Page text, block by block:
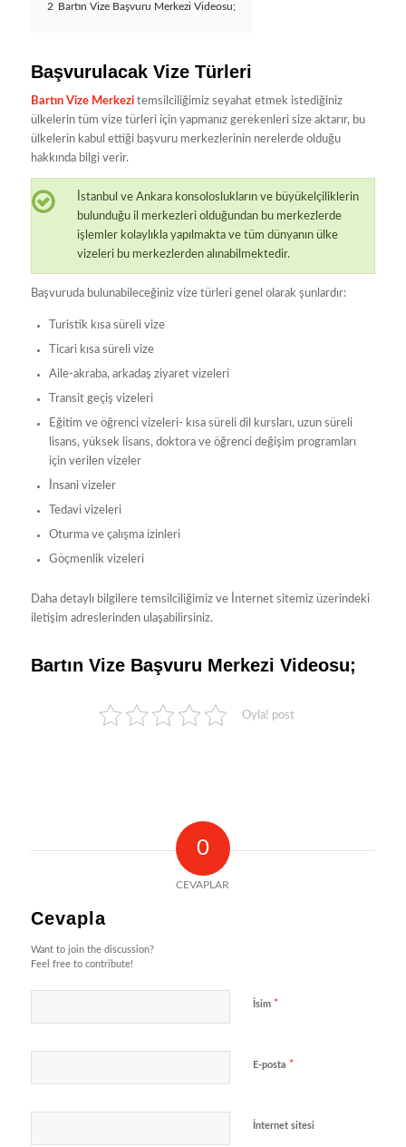
2 Bartın Vize Başvuru Merkezi Videosu;
Başvurulacak Vize Türleri
Bartın Vize Merkezitemsilciliğimiz seyahat etmek istediğiniz
ülkelerin tüm vize türleri için yapmanız gerekenleri size aktarır, bu
ülkelerin kabul ettiği başvuru merkezlerinin nerelerde olduğu
hakkında bilgi verir.
İstanbul ve Ankara konsoloslukların ve büyükelçiliklerin
bulunduğu il merkezleri olduğundan bu merkezlerde
işlemler kolaylıkla yapılmakta ve tüm dünyanın ülke
vizeleri bu merkezlerden alınabilmektedir.
Başvuruda bulunabileceğiniz vize türleri genel olarak şunlardır:
Turistik kısa süreli vize
Ticari kısa süreli vize
Aile-akraba, arkadaş ziyaret vizeleri
Transit geçiş vizeleri
Eğitim ve öğrenci vizeleri- kısa süreli dil kursları, uzun süreli
lisans, yüksek lisans, doktora ve öğrenci değişim programları
için verilen vizeler
İnsani vizeler
Tedavi vizeleri
Oturma ve çalışma izinleri
Göçmenlik vizeleri
Daha detaylı bilgilere temsilciliğimiz ve İnternet sitemiz üzerindeki
iletişim adreslerinden ulaşabilirsiniz.
Bartın Vize Başvuru Merkezi Videosu;
Oyla! post
0
CEVAPLAR
Cevapla
Want to join the discussion?
Feel free to contribute!
İsim *
E-posta *
İnternet sitesi